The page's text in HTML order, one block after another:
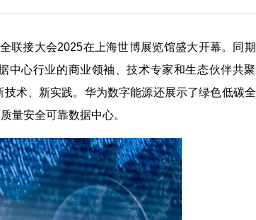
联接大会2025在上海世博展览馆盛大开幕。同
中心行业的商业领袖、技术专家和生态伙伴共
术、新实践。华为数字能源还展示了绿色低碳
量安全可靠数据中心。